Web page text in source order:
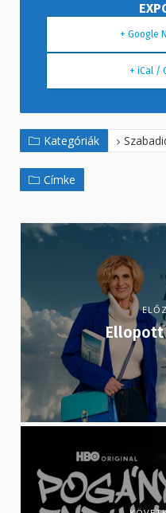
+ Google
+ iCal /
Kategóriák
Címke
Ellopott